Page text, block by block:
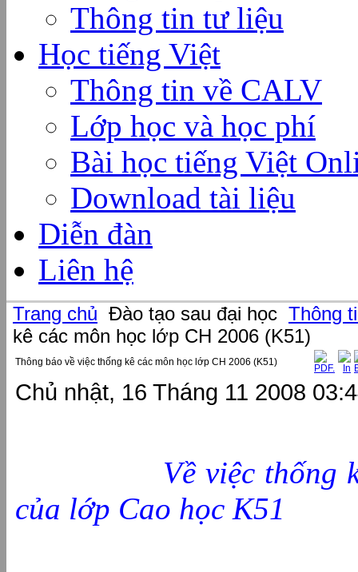
Thông tin tư liệu
Học tiếng Việt
Thông tin về CALV
Lớp học và học phí
Bài học tiếng Việt
Download tài liệu
Diễn đàn
Liên hệ
Trang chủ Đào tạo sau đại học Thông
kê các môn học lớp CH 2006 (K51)
Thông báo về việc thống kê các môn học lớp CH 2006 (K51)
Chủ nhật, 16 Tháng 11 2008
Về việc thống kê
của lớp Cao học K51